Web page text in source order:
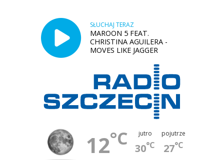
SŁUCHAJ TERAZ
MAROON 5 FEAT.
CHRISTINA AGUILERA -
MOVES LIKE JAGGER
12°C jutro
30°C
pojutrze
27°C